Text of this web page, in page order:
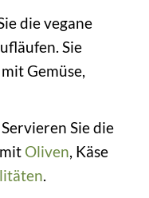
die vegane
Sie
Gemüse,
Servieren Sie die
Oliven, Käse
.